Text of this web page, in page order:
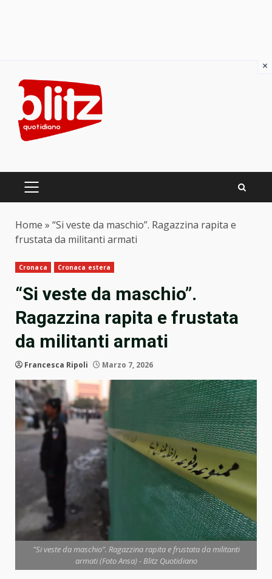
content
PRIMARY
Home » “Si veste da maschio”. Ragazzina rapita e
frustata da militanti armati
Cronaca Cronaca estera
“Si veste da maschio”.
Ragazzina rapita e frustata
da militanti armati
Francesca Ripoli Marzo 7, 2026
"Si veste da maschio". Ragazzina rapita e frustata da militanti
armati (Foto Ansa) - Blitz Quotidiano
×